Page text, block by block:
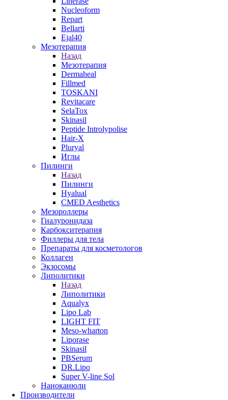
Nucleoform
Repart
Bellarti
Ejal40
Мезотерапия
Назад
Мезотерапия
Dermaheal
Fillmed
TOSKANI
Revitacare
SelaTox
Skinasil
Peptide Introlypolise
Hair-X
Pluryal
Иглы
Пилинги
Назад
Пилинги
Hyalual
CMED Aesthetics
Мезороллеры
Гиалуронидаза
Карбокситерапия
Филлеры для тела
Препараты для косметологов
Коллаген
Экзосомы
Липолитики
Назад
Липолитики
Aqualyx
Lipo Lab
LIGHT FIT
Meso-wharton
Liporase
Skinasil
PBSerum
DR.Lipo
Super V-line Sol
Наноканюли
Производители